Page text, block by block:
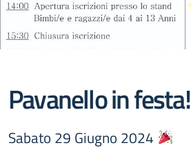
Pavanello in festa!
Sabato 29 Giugno 2024